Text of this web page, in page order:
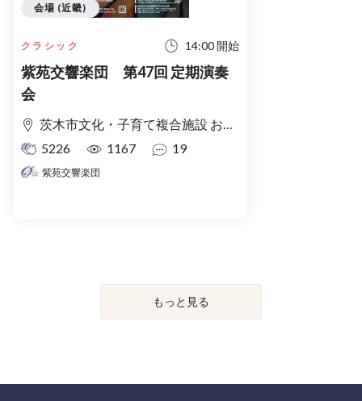
クラシック 14:00 開始
紫苑交響楽団 第47回 定期演奏
会
茨木市文化・子育て複合施設 おにクル ゴウダホール（大ホール）
5226
1167 19
紫苑交響楽団
会場 (近畿)
もっと見る